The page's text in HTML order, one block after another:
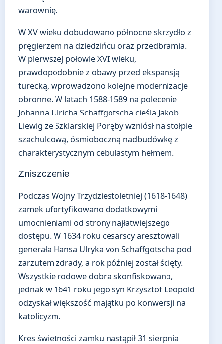
warownię.
W XV wieku dobudowano północne skrzydło z
pręgierzem na dziedzińcu oraz przedbramia.
W pierwszej połowie XVI wieku,
prawdopodobnie z obawy przed ekspansją
turecką, wprowadzono kolejne modernizacje
obronne. W latach 1588-1589 na polecenie
Johanna Ulricha Schaffgotscha cieśla Jakob
Liewig ze Szklarskiej Poręby wzniósł na stołpie
szachulcową, ósmioboczną nadbudówkę z
charakterystycznym cebulastym hełmem.
Zniszczenie
Podczas Wojny Trzydziestoletniej (1618-1648)
zamek ufortyfikowano dodatkowymi
umocnieniami od strony najłatwiejszego
dostępu. W 1634 roku cesarscy aresztowali
generała Hansa Ulryka von Schaffgotscha pod
zarzutem zdrady, a rok później został ścięty.
Wszystkie rodowe dobra skonfiskowano,
jednak w 1641 roku jego syn Krzysztof Leopold
odzyskał większość majątku po konwersji na
katolicyzm.
Kres świetności zamku nastąpił 31 sierpnia